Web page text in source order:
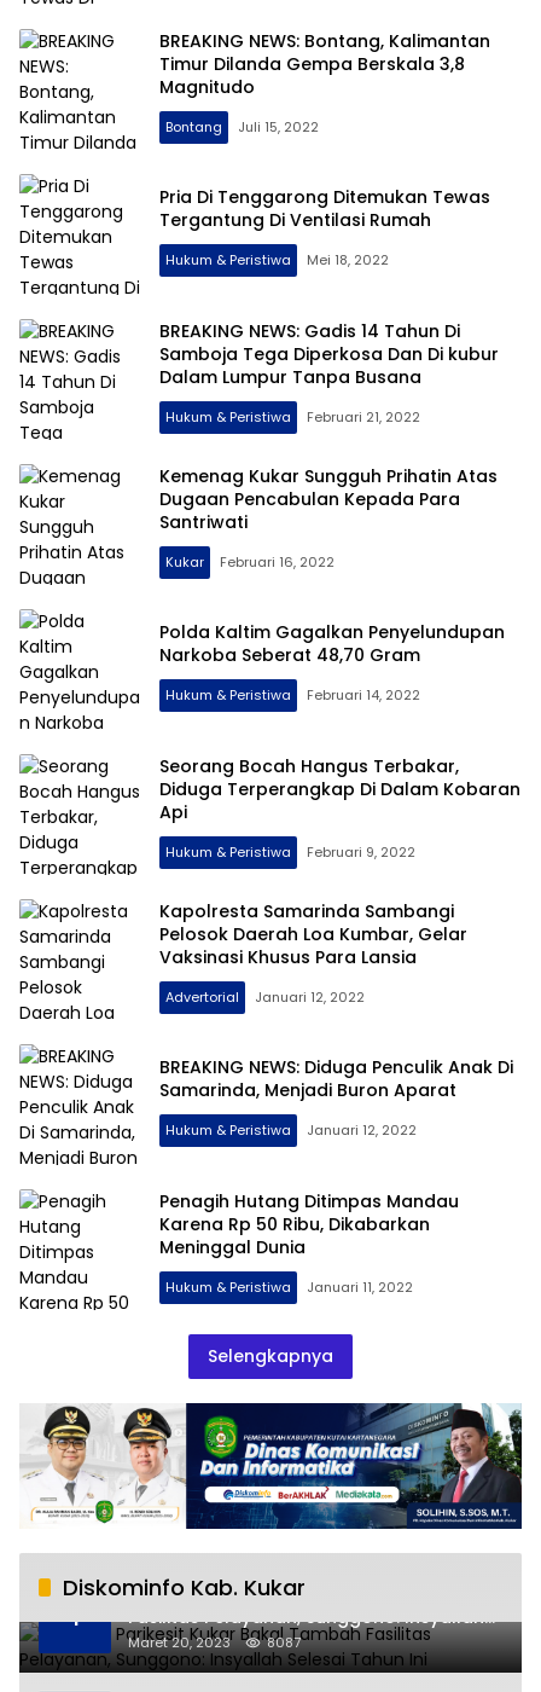
BREAKING NEWS: Bontang, Kalimantan
Timur Dilanda Gempa Berskala 3,8
Magnitudo
Bontang Juli 15, 2022
Pria Di Tenggarong Ditemukan Tewas
Tergantung Di Ventilasi Rumah
Hukum & Peristiwa Mei 18, 2022
BREAKING NEWS: Gadis 14 Tahun Di
Samboja Tega Diperkosa Dan Di kubur
Dalam Lumpur Tanpa Busana
Hukum & Peristiwa Februari 21, 2022
Kemenag Kukar Sungguh Prihatin Atas
Dugaan Pencabulan Kepada Para
Santriwati
Kukar Februari 16, 2022
Polda Kaltim Gagalkan Penyelundupan
Narkoba Seberat 48,70 Gram
Hukum & Peristiwa Februari 14, 2022
Seorang Bocah Hangus Terbakar,
Diduga Terperangkap Di Dalam Kobaran
Api
Hukum & Peristiwa Februari 9, 2022
Kapolresta Samarinda Sambangi
Pelosok Daerah Loa Kumbar, Gelar
Vaksinasi Khusus Para Lansia
Advertorial Januari 12, 2022
BREAKING NEWS: Diduga Penculik Anak Di
Samarinda, Menjadi Buron Aparat
Hukum & Peristiwa Januari 12, 2022
Penagih Hutang Ditimpas Mandau
Karena Rp 50 Ribu, Dikabarkan
Meninggal Dunia
Hukum & Peristiwa Januari 11, 2022
Selengkapnya
Diskominfo Kab. Kukar
1
RSUD AM Parikesit Kukar Bakal Tambah
Fasilitas Pelayanan, Sunggono: Insyallah
Selesai Tahun Ini
Maret 20, 2023 8087